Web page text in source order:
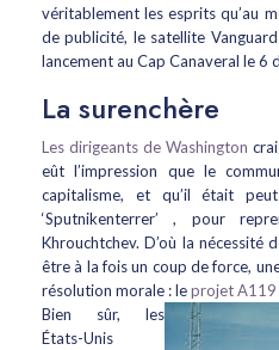
véritablement les esprits qu’au
de publicité, le satellite
lancement au Cap Canaveral le 6
La surenchère
Les dirigeants de Washington
eût l’impression que le
capitalisme, et qu’il était
‘Sputnikenterrer’ , pour
Khrouchtchev. D’où la
être à la fois un coup de force,
résolution morale : leprojet A119
Bien sûr, les
États-Unis